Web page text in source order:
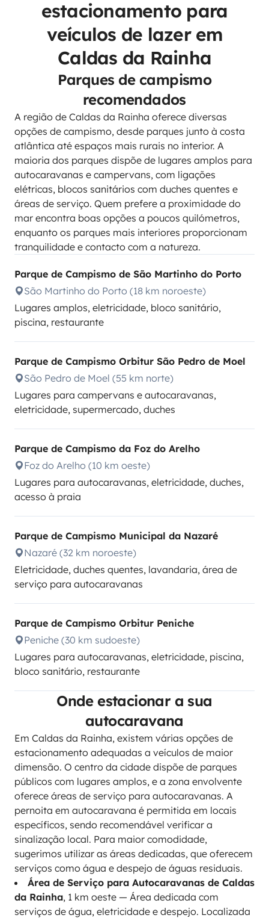
estacionamento para
veículos de lazer em
Caldas da Rainha
Parques de campismo
recomendados
A região de Caldas da Rainha oferece diversas
opções de campismo, desde parques junto à costa
atlântica até espaços mais rurais no interior. A
maioria dos parques dispõe de lugares amplos para
autocaravanas e campervans, com ligações
elétricas, blocos sanitários com duches quentes e
áreas de serviço. Quem prefere a proximidade do
mar encontra boas opções a poucos quilómetros,
enquanto os parques mais interiores proporcionam
tranquilidade e contacto com a natureza.
Parque de Campismo de São Martinho do Porto
São Martinho do Porto (18 km noroeste)
Lugares amplos, eletricidade, bloco sanitário,
piscina, restaurante
Parque de Campismo Orbitur São Pedro de Moel
São Pedro de Moel (55 km norte)
Lugares para campervans e autocaravanas,
eletricidade, supermercado, duches
Parque de Campismo da Foz do Arelho
Foz do Arelho (10 km oeste)
Lugares para autocaravanas, eletricidade, duches,
acesso à praia
Parque de Campismo Municipal da Nazaré
Nazaré (32 km noroeste)
Eletricidade, duches quentes, lavandaria, área de
serviço para autocaravanas
Parque de Campismo Orbitur Peniche
Peniche (30 km sudoeste)
Lugares para autocaravanas, eletricidade, piscina,
bloco sanitário, restaurante
Onde estacionar a sua
autocaravana
Em Caldas da Rainha, existem várias opções de
estacionamento adequadas a veículos de maior
dimensão. O centro da cidade dispõe de parques
públicos com lugares amplos, e a zona envolvente
oferece áreas de serviço para autocaravanas. A
pernoita em autocaravana é permitida em locais
específicos, sendo recomendável verificar a
sinalização local. Para maior comodidade,
sugerimos utilizar as áreas dedicadas, que oferecem
serviços como água e despejo de águas residuais.
Área de Serviço para Autocaravanas de Caldas
da Rainha, 1 km oeste — Área dedicada com
serviços de água, eletricidade e despejo. Localizada